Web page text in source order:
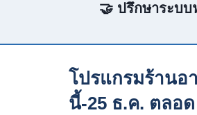
🤝 ปรึกษาระบบ
โปรแกรมร้านอ
นี้-25 ธ.ค. ตลอด